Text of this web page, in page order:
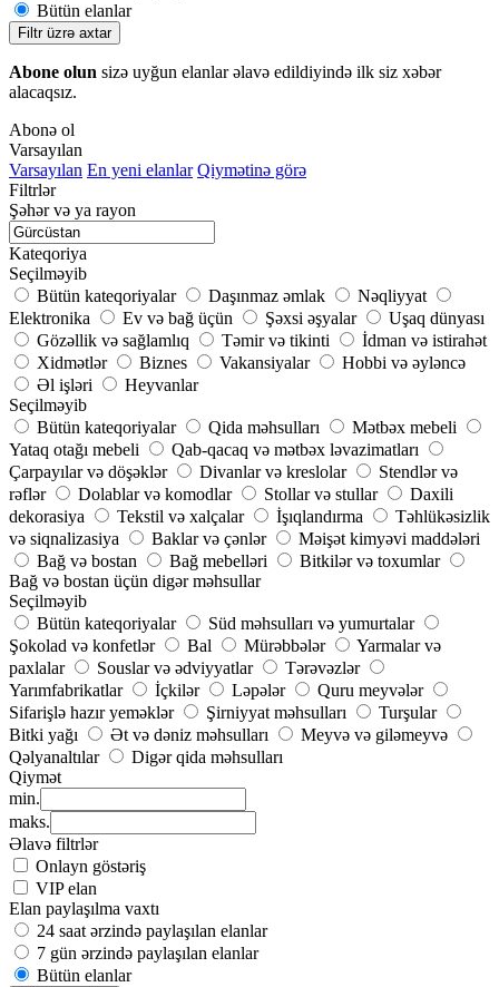
Bütün elanlar
Filtr üzrə axtar
Abone olun sizə uyğun elanlar əlavə edildiyində ilk siz xəbər
alacaqsız.
Abonə ol
Varsayılan
Varsayılan En yeni elanlar Qiymətinə görə
Filtrlər
Şəhər və ya rayon
Kateqoriya
Seçilməyib
Bütün kateqoriyalar
Daşınmaz əmlak
Nəqliyyat
Elektronika
Ev və bağ üçün Şəxsi əşyalar
Uşaq dünyası
Gözəllik və sağlamlıq
Təmir və tikinti
İdman və istirahət
Xidmətlər
Biznes Vakansiyalar
Hobbi və əyləncə
Əl işləri
Heyvanlar
Seçilməyib
Bütün kateqoriyalar
Qida məhsulları
Mətbəx mebeli
Yataq otağı mebeli
Qab-qacaq və mətbəx ləvazimatları
Çarpayılar və döşəklər
Divanlar və kreslolar
Stendlər və
rəflər
Dolablar və komodlar Stollar və stullar
Daxili
dekorasiya
Tekstil və xalçalar İşıqlandırma
Təhlükəsizlik
və siqnalizasiya
Baklar və çənlər
Məişət kimyəvi maddələri
Bağ və bostan
Bağ mebelləri
Bitkilər və toxumlar
Bağ və bostan üçün digər məhsullar
Seçilməyib
Bütün kateqoriyalar
Süd məhsulları və yumurtalar
Şokolad və konfetlər
Bal Mürəbbələr
Yarmalar və
paxlalar
Souslar və ədviyyatlar
Tərəvəzlər
Yarımfabrikatlar
İçkilər Ləpələr
Quru meyvələr
Sifarişlə hazır yeməklər
Şirniyyat məhsulları
Turşular
Bitki yağı
Ət və dəniz məhsulları
Meyvə və giləmeyvə
Qəlyanaltılar
Digər qida məhsulları
Qiymət
min.
maks.
Əlavə filtrlər
Onlayn göstəriş
VIP elan
Elan paylaşılma vaxtı
24 saat ərzində paylaşılan elanlar
7 gün ərzində paylaşılan elanlar
Bütün elanlar